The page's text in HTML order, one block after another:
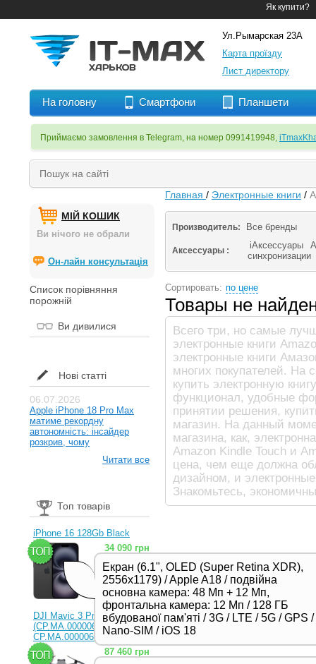
Як купити?
Ул.Рымарская 23А
Карта проїзду
Лист директору
На головну Смартфони Планшети
Приймаємо замовлення в Telegram, на номер 0991419948,
МІЙ КОШИК
Ви нічого не обрали
Он-лайн консультація
Список порівняння
порожній
Ви дивилися
Нові статті
06.07.2026
Apple iPhone 18 Pro Max
матиме рекордну
автономність: інсайдер
розкрив, чому
Читати все
Топ товарів
iPhone 16 128Gb Black
Екран (6.1", OLED (Super Retina XDR),
2556x1179) / Apple A18 / подвійна
основна камера: 48 Мп + 12 Мп,
фронтальна камера: 12 Мп / 128 ГБ
вбудованої пам'яті / 3G / LTE / 5G / GPS /
Nano-SIM / iOS 18
34 090 грн
DJI Mavic 3 Pro (RC)
(CP.MA.00000654.01,
CP.MA.00000656.01)
87 460 грн
Главная / Электронные книги /
Производитель: Все бренды
Аксессуары : iАксессуары
синхронизации
Сортировать: по цене
Товары не
Всего три, но самые
электронные книги
электронные книги
многих покупателей. На
купить электронную
функционал, удобные
принятии решения,
магазин. На данный
магазина, как,
Amazon Kindle Touch и
цена, чем еще должна
дизайном, и
Знакомьтесь,